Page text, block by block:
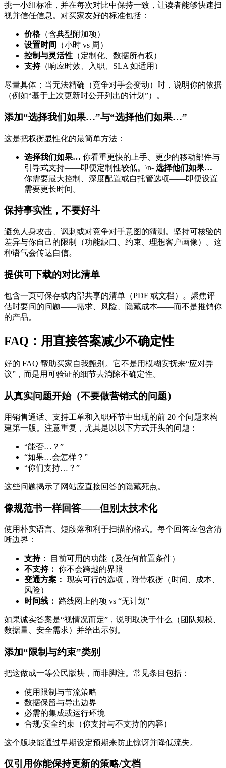
挑一小组标准，并在每次对比中保持一致，让读者能够快速扫
视并信任信息。对买家友好的标准包括：
价格（含典型附加项）
设置时间
（小时 vs 周）
控制与灵活性 （定制化、数据所有权）
支持（响应时效、入职、SLA 如适用）
尽量具体；当无法精确（竞争对手会变动）时，说明你的依据
（例如“基于上次更新时公开列出的计划”）。
添加“选择我们如果…”与“选择他们如果…”
这是把权衡显性化的最简单方法：
选择我们如果… 你看重更快的上手、更少的移动部件与
引导式支持——即便定制性较低。\n- 选择他们如果…
你需要最大控制、深度配置或自托管选项——即便设置
需要更长时间。
保持事实性，不要好斗
避免人身攻击、讽刺或对竞争对手意图的猜测。坚持可核验的
差异与你自己的限制（功能缺口、约束、理想客户画像）。这
种语气会传达自信。
提供可下载的对比清单
包含一页可保存或内部共享的清单（PDF 或文档）。聚焦评
估时要问的问题——需求、风险、隐藏成本——而不是推销你
的产品。
FAQ：用直接答案减少不确定性
好的 FAQ 帮助买家自我甄别。它不是用模糊安抚来“应对异
议”，而是用可验证的细节去消除不确定性。
从真实问题开始（不要做营销式的问题）
用销售通话、支持工单和入职环节中出现的前 20 个问题来构
建第一版。注意重复，尤其是以以下方式开头的问题：
“能否…？”
“如果…会怎样？”
“你们支持…？”
这些问题揭示了网站应直接回答的隐藏死点。
像规范书一样回答——但别太技术化
使用朴实语言、短段落和利于扫描的格式。每个回答应包含清
晰边界：
支持：
目前可用的功能（及任何前置条件）
不支持： 你不会跨越的界限
变通方案： 现实可行的选项，附带权衡（时间、成本、
风险）
时间线：
路线图上的项 vs “无计划”
如果诚实答案是“视情况而定”，说明取决于什么（团队规模、
数据量、安全需求）并给出示例。
添加“限制与约束”类别
把这做成一等公民版块，而非脚注。常见条目包括：
使用限制与节流策略
数据保留与导出边界
必需的集成或运行环境
合规/安全约束（你支持与不支持的内容）
这个版块能通过早期设定预期来防止惊讶并降低流失。
仅引用你能保持更新的策略/文档